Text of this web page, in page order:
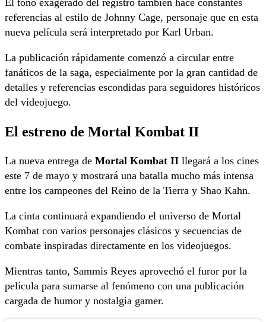
referencias al estilo de Johnny Cage, personaje que en esta
nueva película será interpretado por Karl Urban.
La publicación rápidamente comenzó a circular entre
fanáticos de la saga, especialmente por la gran cantidad de
detalles y referencias escondidas para seguidores históricos
del videojuego.
El estreno de Mortal Kombat II
La nueva entrega de Mortal Kombat II llegará a los cines
este 7 de mayo y mostrará una batalla mucho más intensa
entre los campeones del Reino de la Tierra y Shao Kahn.
La cinta continuará expandiendo el universo de Mortal
Kombat con varios personajes clásicos y secuencias de
combate inspiradas directamente en los videojuegos.
Mientras tanto, Sammis Reyes aprovechó el furor por la
película para sumarse al fenómeno con una publicación
cargada de humor y nostalgia gamer.